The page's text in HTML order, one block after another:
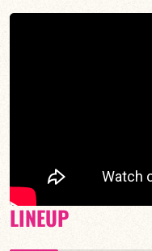
LINEUP